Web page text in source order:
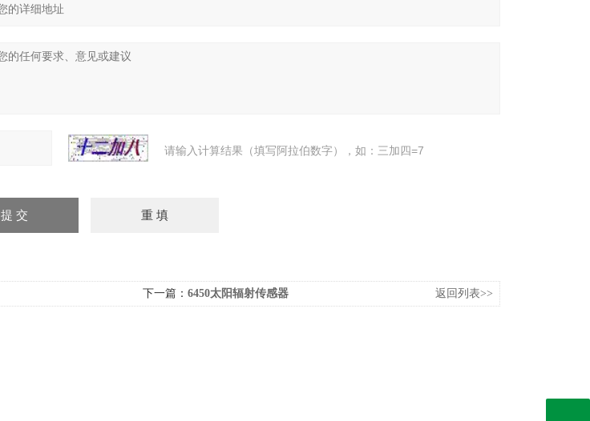
请输入计算结果（填写阿拉伯数字），如：三加四=7
下一篇： 6450太阳辐射传感器 返回列表>>